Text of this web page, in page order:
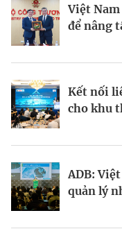
Việt Nam
để nâng
Kết nối
cho khu
ADB:
quản lý
Forbes
Mở khóa
Kích
Khách
Forbes
công ty
Góc nhìn
Việt Nam
Phỏng